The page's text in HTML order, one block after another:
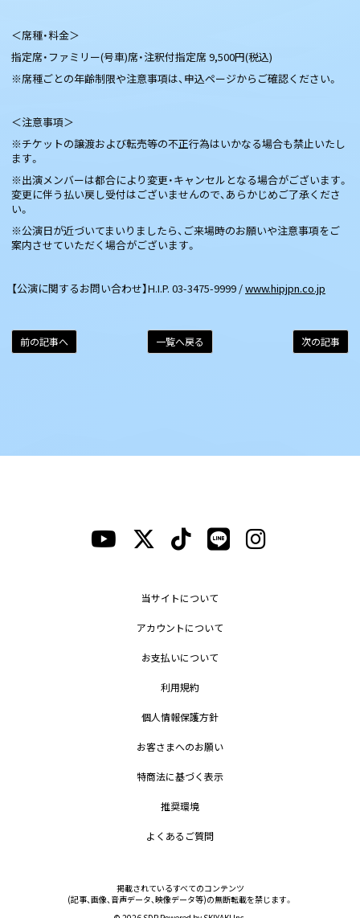
＜席種・料金＞
指定席・ファミリー(号車)席・注釈付指定席 9,500円(税込)
※席種ごとの年齢制限や注意事項は、申込ページからご確認ください。
＜注意事項＞
※チケットの譲渡および転売等の不正行為はいかなる場合も禁止いたし
ます。
※出演メンバーは都合により変更・キャンセルとなる場合がございます。
変更に伴う払い戻し受付はございませんので、あらかじめご了承くださ
い。
※公演日が近づいてまいりましたら、ご来場時のお願いや注意事項をご
案内させていただく場合がございます。
【公演に関するお問い合わせ】H.I.P. 03-3475-9999 /www.hipjpn.co.jp
次の記事
一覧へ戻る
前の記事へ
当サイトについて
アカウントについて
お支払いについて
利用規約
個人情報保護方針
お客さまへのお願い
特商法に基づく表示
推奨環境
よくあるご質問
掲載されているすべてのコンテンツ
(記事、画像、音声データ、映像データ等)の無断転載を禁じます。